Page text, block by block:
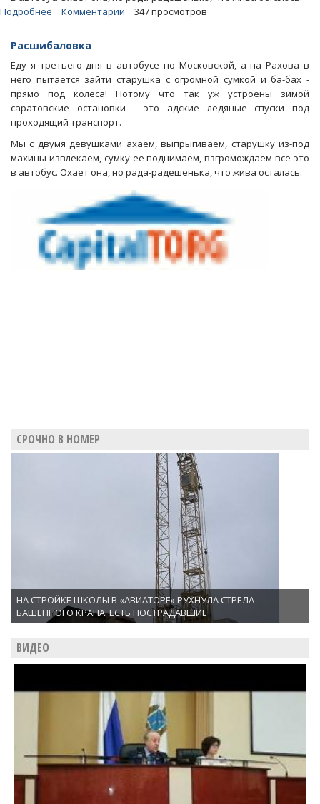
Подробнее
Скажи
еще
спасибо,
что
дополз
Комментарии 347 просмотров
Расшибаловка
Еду я третьего дня в автобусе по Московской, а на Рахова в
него пытается зайти старушка с огромной сумкой и ба-бах -
прямо под колеса! Потому что так уж устроены зимой
саратовские остановки - это адские ледяные спуски под
проходящий транспорт.
Мы с двумя девушками ахаем, выпрыгиваем, старушку из-под
махины извлекаем, сумку ее поднимаем, взгромождаем все это
в автобус. Охает она, но рада-радешенька, что жива осталась.
СРОЧНО В НОМЕР
НА СТРОЙКЕ ШКОЛЫ В «АВИАТОРЕ» РУХНУЛА СТРЕЛА
БАШЕННОГО КРАНА. ЕСТЬ ПОСТРАДАВШИЕ
ВИДЕО